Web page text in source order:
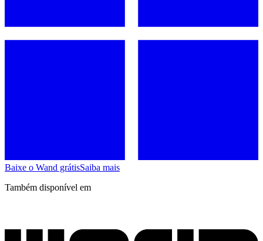
Baixe o Wand grátisSaiba mais
Também disponível em